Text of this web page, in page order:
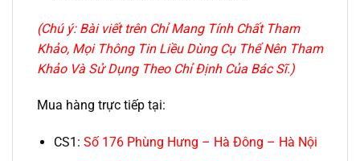
(Chú ý: Bài viết trên Chỉ Mang Tính Chất Tham
Khảo, Mọi Thông Tin Liều Dùng Cụ Thể Nên Tham
Khảo Và Sử Dụng Theo Chỉ Định Của Bác Sĩ.)
Mua hàng trực tiếp tại:
CS1: Số 176 Phùng Hưng – Hà Đông – Hà Nội